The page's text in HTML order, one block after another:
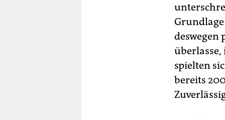
Grundlage
deswegen
überlasse,
spielten
bereits